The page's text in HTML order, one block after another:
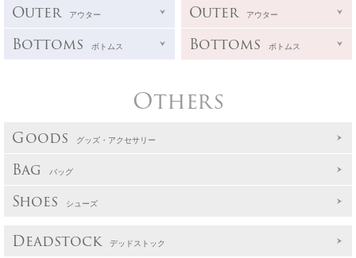
Outer アウター
Bottoms ボトムス
Outer アウター
Bottoms ボトムス
Others
Goods グッズ・アクセサリー
Bag バッグ
Shoes シューズ
Deadstock デッドストック